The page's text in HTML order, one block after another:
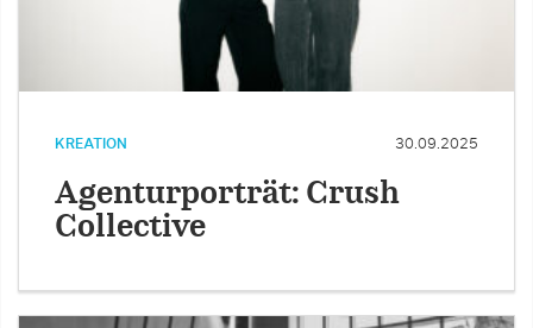
KREATION 30.09.2025
Agenturporträt: Crush
Collective